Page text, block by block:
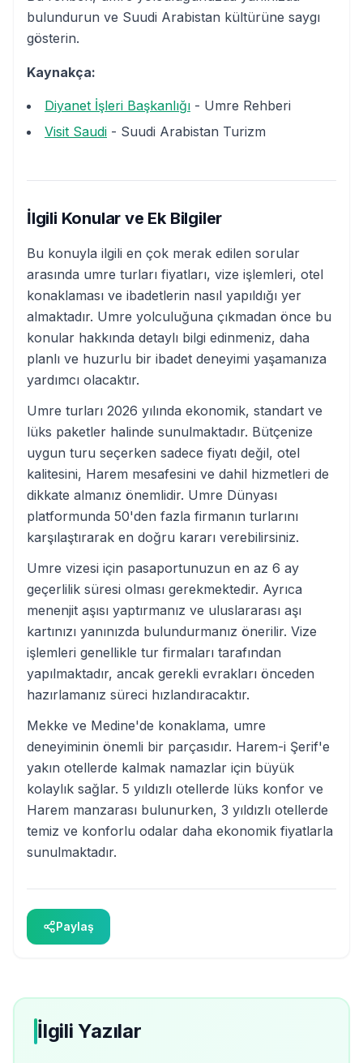
bulundurun ve Suudi Arabistan kültürüne saygı
gösterin.
Kaynakça:
Diyanet İşleri Başkanlığı - Umre Rehberi
Visit Saudi - Suudi Arabistan Turizm
İlgili Konular ve Ek Bilgiler
Bu konuyla ilgili en çok merak edilen sorular
arasında umre turları fiyatları, vize işlemleri, otel
konaklaması ve ibadetlerin nasıl yapıldığı yer
almaktadır. Umre yolculuğuna çıkmadan önce bu
konular hakkında detaylı bilgi edinmeniz, daha
planlı ve huzurlu bir ibadet deneyimi yaşamanıza
yardımcı olacaktır.
Umre turları 2026 yılında ekonomik, standart ve
lüks paketler halinde sunulmaktadır. Bütçenize
uygun turu seçerken sadece fiyatı değil, otel
kalitesini, Harem mesafesini ve dahil hizmetleri de
dikkate almanız önemlidir. Umre Dünyası
platformunda 50'den fazla firmanın turlarını
karşılaştırarak en doğru kararı verebilirsiniz.
Umre vizesi için pasaportunuzun en az 6 ay
geçerlilik süresi olması gerekmektedir. Ayrıca
menenjit aşısı yaptırmanız ve uluslararası aşı
kartınızı yanınızda bulundurmanız önerilir. Vize
işlemleri genellikle tur firmaları tarafından
yapılmaktadır, ancak gerekli evrakları önceden
hazırlamanız süreci hızlandıracaktır.
Mekke ve Medine'de konaklama, umre
deneyiminin önemli bir parçasıdır. Harem-i Şerif'e
yakın otellerde kalmak namazlar için büyük
kolaylık sağlar. 5 yıldızlı otellerde lüks konfor ve
Harem manzarası bulunurken, 3 yıldızlı otellerde
temiz ve konforlu odalar daha ekonomik fiyatlarla
sunulmaktadır.
Paylaş
İlgili Yazılar